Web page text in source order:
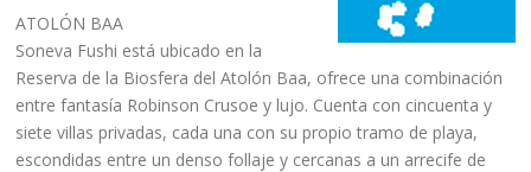
ATOLÓN BAA
Soneva Fushi está ubicado en la
Reserva de la Biosfera del Atolón Baa, ofrece una combinación
entre fantasía Robinson Crusoe y lujo. Cuenta con cincuenta y
siete villas privadas, cada una con su propio tramo de playa,
escondidas entre un denso follaje y cercanas a un arrecife de